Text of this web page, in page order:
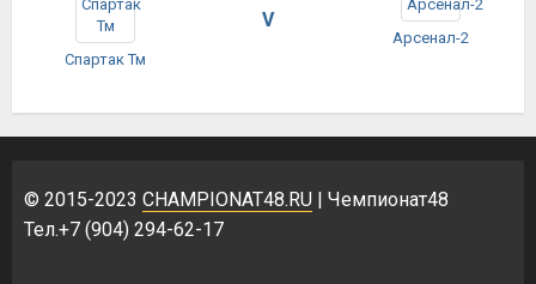
Спартак Тм
V
Арсенал-2
© 2015-2023 CHAMPIONAT48.RU | Чемпионат48
Тел.+7 (904) 294-62-17